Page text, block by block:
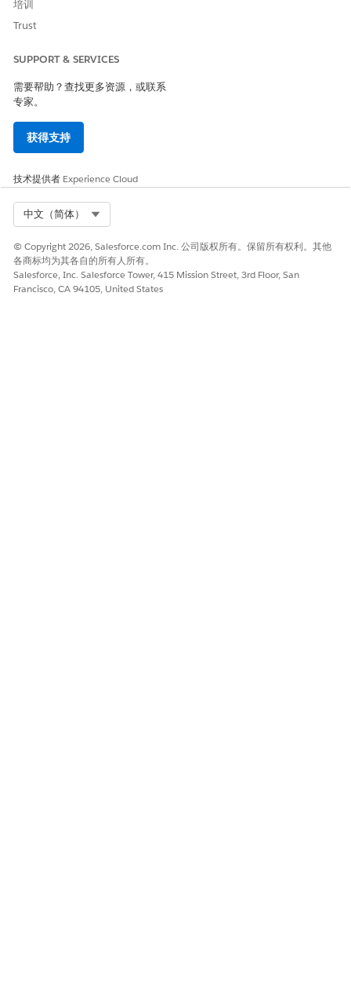
培训
Trust
SUPPORT & SERVICES
需要帮助？查找更多资源，或联系
专家。
获得支持
技术提供者 Experience Cloud
中文（简体）
© Copyright 2026, Salesforce.com Inc. 公司版权所有。保留所有权利。其他
各商标均为其各自的所有人所有。
Salesforce, Inc. Salesforce Tower, 415 Mission Street, 3rd Floor, San
Francisco, CA 94105, United States